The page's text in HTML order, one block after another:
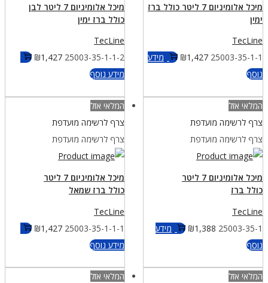
מיכל אלומיניום 7 ליטר כולל ברז
ימין
TecLine
25003-35-1-1
₪1,427
מידע
נוסף
מיכל אלומיניום 7 ליטר לבן
כולל ברז ימין
TecLine
25003-35-1-1-2
₪1,427
מידע נוסף
המלאי אזל
צרף לרשימה מועדפת
צרף לרשימה מועדפת
מיכל אלומיניום 7 ליטר
כולל ברז
TecLine
25003-35-1
₪1,388
מידע
נוסף
המלאי אזל
צרף לרשימה מועדפת
צרף לרשימה מועדפת
מיכל אלומיניום 7 ליטר
כולל ברז שמאל
TecLine
25003-35-1-1-1
₪1,427
מידע נוסף
המלאי אזל
המלאי אזל